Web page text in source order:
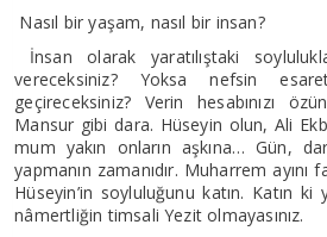
Nasıl bir yaşam, nasıl bir insan?
İnsan olarak yaratılıştaki
vereceksiniz? Yoksa nefsin
geçireceksiniz? Verin hesabınızı
Mansur gibi dara. Hüseyin olun, Ali
mum yakın onların aşkına… Gün,
yapmanın zamanıdır. Muharrem ayını
Hüseyin’in soyluluğunu katın. Katın ki
nâmertliğin timsali Yezit olmayasınız.